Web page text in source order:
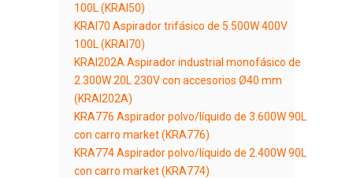
100L (KRAI50)
KRAI70 Aspirador trifásico de 5.500W 400V
100L (KRAI70)
KRAI202A Aspirador industrial monofásico de
2.300W 20L 230V con accesorios Ø40 mm
(KRAI202A)
KRA776 Aspirador polvo/líquido de 3.600W 90L
con carro market (KRA776)
KRA774 Aspirador polvo/líquido de 2.400W 90L
con carro market (KRA774)